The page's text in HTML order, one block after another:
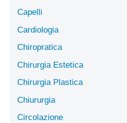
Capelli
Cardiologia
Chiropratica
Chirurgia Estetica
Chirurgia Plastica
Chiururgia
Circolazione